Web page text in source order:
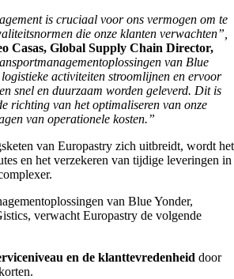
is cruciaal voor ons vermogen om te
die onze klanten verwachten”,
Casas, Global Supply Chain Director,
van Blue
activiteiten stroomlijnen en ervoor
snel en duurzaam worden geleverd. Dit is
richting van het optimaliseren van onze
van operationele kosten.”
van Europastry zich uitbreidt, wordt het
en het verzekeren van tijdige leveringen in
van Blue Yonder,
verwacht Europastry de volgende
en de klanttevredenheid door